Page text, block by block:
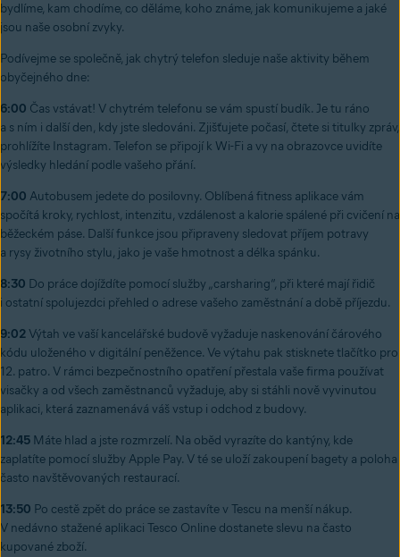
bydlíme, kam chodíme, co děláme, koho známe, jak komunikujeme a jaké
jsou naše osobní zvyky.
Podívejme se společně, jak chytrý telefon sleduje naše aktivity během
obyčejného dne:
6:00 Čas vstávat! V chytrém telefonu se vám spustí budík. Je tu ráno
a s ním i další den, kdy jste sledováni. Zjišťujete počasí, čtete si titulky zpráv,
prohlížíte Instagram. Telefon se připojí k Wi-Fi a vy na obrazovce uvidíte
výsledky hledání podle vašeho přání.
7:00 Autobusem jedete do posilovny. Oblíbená fitness aplikace vám
spočítá kroky, rychlost, intenzitu, vzdálenost a kalorie spálené při cvičení na
běžeckém páse. Další funkce jsou připraveny sledovat příjem potravy
a rysy životního stylu, jako je vaše hmotnost a délka spánku.
8:30 Do práce dojíždíte pomocí služby „carsharing“, při které mají řidič
i ostatní spolujezdci přehled o adrese vašeho zaměstnání a době příjezdu.
9:02 Výtah ve vaší kancelářské budově vyžaduje naskenování čárového
kódu uloženého v digitální peněžence. Ve výtahu pak stisknete tlačítko pro
12. patro. V rámci bezpečnostního opatření přestala vaše firma používat
visačky a od všech zaměstnanců vyžaduje, aby si stáhli nově vyvinutou
aplikaci, která zaznamenává váš vstup i odchod z budovy.
12:45 Máte hlad a jste rozmrzelí. Na oběd vyrazíte do kantýny, kde
zaplatíte pomocí služby Apple Pay. V té se uloží zakoupení bagety a poloha
často navštěvovaných restaurací.
13:50 Po cestě zpět do práce se zastavíte v Tescu na menší nákup.
V nedávno stažené aplikaci Tesco Online dostanete slevu na často
kupované zboží.